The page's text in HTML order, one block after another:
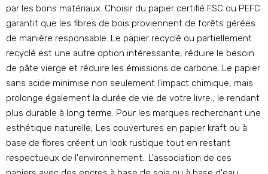
par les bons matériaux. Choisir du papier certifié FSC ou PEFC
garantit que les fibres de bois proviennent de forêts gérées
de manière responsable. Le papier recyclé ou partiellement
recyclé est une autre option intéressante, réduire le besoin
de pâte vierge et réduire les émissions de carbone. Le papier
sans acide minimise non seulement l'impact chimique, mais
prolonge également la durée de vie de votre livre., le rendant
plus durable à long terme. Pour les marques recherchant une
esthétique naturelle, Les couvertures en papier kraft ou à
base de fibres créent un look rustique tout en restant
respectueux de l'environnement.. L'association de ces